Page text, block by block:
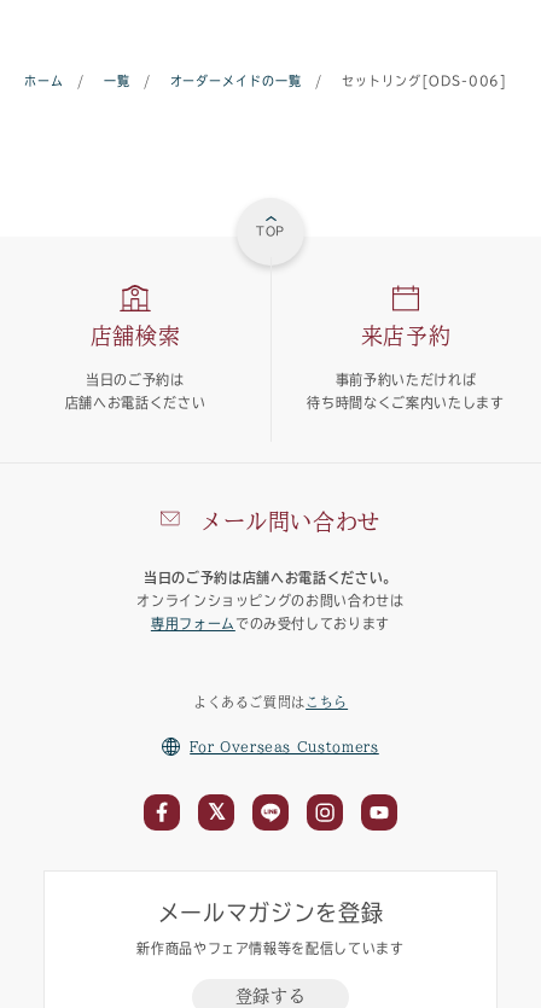
ホーム / 一覧 / オーダーメイドの一覧 / セットリング[ODS-006]
TOP
メール問い合わせ
当日のご予約は店舗へお電話ください。
オンラインショッピングのお問い合わせは
専用フォーム でのみ受付しております
店舗検索
当日のご予約は
店舗へお電話ください
来店予約
事前予約いただければ
待ち時間なくご案内いたします
よくあるご質問は こちら
For Overseas Customers
メールマガジンを登録
新作商品やフェア情報等を配信しています
登録する